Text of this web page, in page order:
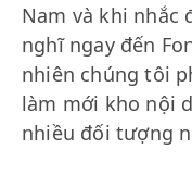
Nam và khi nhắc
nghĩ ngay đến
nhiên chúng tôi
làm mới kho nội
nhiều đối tượng